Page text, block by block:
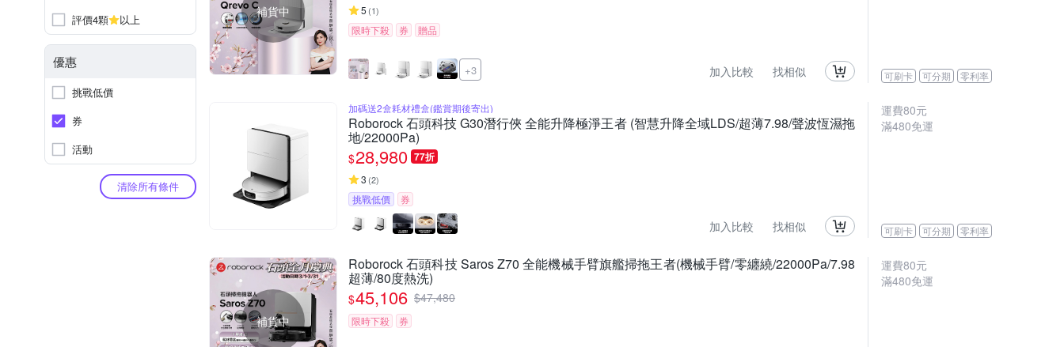
評價4顆
以上
優惠
挑戰低價
券
活動
清除所有條件
補貨中 5 (1)
限時下殺 券 贈品
+3 加入比較 找相似 可刷卡 可分期 零利率
加碼送2盒耗材禮盒(鑑賞期後寄出)
Roborock 石頭科技 G30潛行俠 全能升降極淨王者 (智慧升降全域LDS/超薄7.98/聲波恆濕拖
地/22000Pa)
$28,980 77折
3 (2)
挑戰低價 券
加入比較 找相似
運費80元
滿480免運
可刷卡 可分期 零利率
補貨中
Roborock 石頭科技 Saros Z70 全能機械手臂旗艦掃拖王者(機械手臂/零纏繞/22000Pa/7.98
超薄/80度熱洗)
$45,106 $47,480
限時下殺 券
運費80元
滿480免運